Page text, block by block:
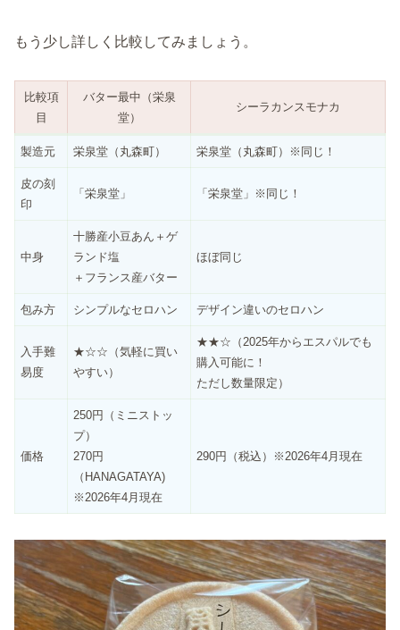
もう少し詳しく比較してみましょう。
比較項
目
バター最中（栄泉
堂）
シーラカンスモナカ
製造元 栄泉堂（丸森町） 栄泉堂（丸森町）※同じ！
皮の刻
印
「栄泉堂」 「栄泉堂」※同じ！
中身
十勝産小豆あん＋ゲ
ランド塩
＋フランス産バター
ほぼ同じ
包み方 シンプルなセロハン デザイン違いのセロハン
入手難
易度
★☆☆（気軽に買い
やすい）
★★☆（2025年からエスパルでも
購入可能に！
ただし数量限定）
価格
250円（ミニストッ
プ）
270円
（HANAGATAYA)
※2026年4月現在
290円（税込）※2026年4月現在